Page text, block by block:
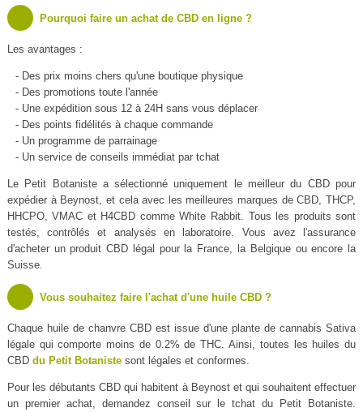
Pourquoi faire un achat de CBD en ligne ?
Les avantages :
- Des prix moins chers qu'une boutique physique
- Des promotions toute l'année
- Une expédition sous 12 à 24H sans vous déplacer
- Des points fidélités à chaque commande
- Un programme de parrainage
- Un service de conseils immédiat par tchat
Le Petit Botaniste a sélectionné uniquement le meilleur du CBD pour
expédier à Beynost, et cela avec les meilleures marques de CBD, THCP,
HHCPO, VMAC et H4CBD comme White Rabbit. Tous les produits sont
testés, contrôlés et analysés en laboratoire. Vous avez l'assurance
d'acheter un produit CBD légal pour la France, la Belgique ou encore la
Suisse.
Vous souhaitez faire l'achat d'une huile CBD ?
Chaque huile de chanvre CBD est issue d'une plante de cannabis Sativa
légale qui comporte moins de 0.2% de THC. Ainsi, toutes les huiles du
CBD du Petit Botanistesont légales et conformes.
Pour les débutants CBD qui habitent à Beynost et qui souhaitent effectuer
un premier achat, demandez conseil sur le tchat du Petit Botaniste.